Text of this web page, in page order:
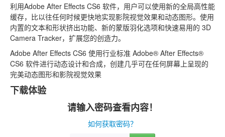
利用Adobe After Effects CS6 软件，用户可以使用新的全局高性能
缓存，比以往任何时候更快地实现影院视觉效果和动态图形。使用
内置的文本和形状挤出功能、新的蒙版羽化选项和快速易用的 3D
Camera Tracker，扩展您的创造力。
Adobe After Effects CS6 使用行业标准 Adobe® After Effects®
CS6 软件进行动态设计和合成，创建几乎可在任何屏幕上呈现的
完美动态图形和影院视觉效果
下载体验
请输入密码查看内容！
如何获取密码？